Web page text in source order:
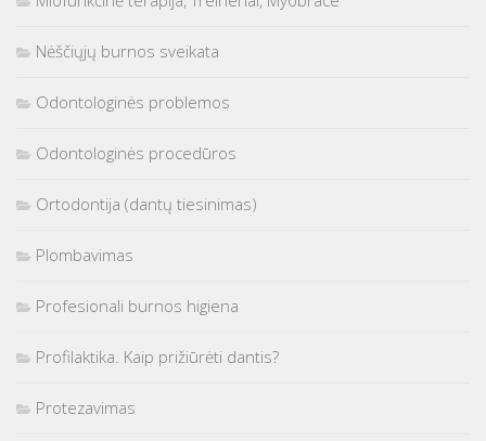
Nėščiųjų burnos sveikata
Odontologinės problemos
Odontologinės procedūros
Ortodontija (dantų tiesinimas)
Plombavimas
Profesionali burnos higiena
Profilaktika. Kaip prižiūrėti dantis?
Protezavimas